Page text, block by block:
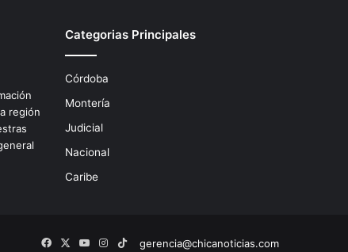
región
Categorias Principales
Córdoba
Montería
Judicial
Nacional
Caribe
gerencia@chicanoticias.com
Facebook
X YouTubeInstagram
TikTok